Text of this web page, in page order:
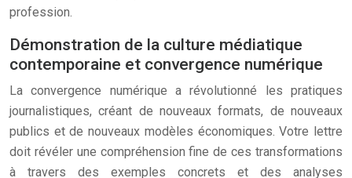
profession.
Démonstration de la culture médiatique
contemporaine et convergence numérique
La convergence numérique a révolutionné les pratiques
journalistiques, créant de nouveaux formats, de nouveaux
publics et de nouveaux modèles économiques. Votre lettre
doit révéler une compréhension fine de ces transformations
à travers des exemples concrets et des analyses